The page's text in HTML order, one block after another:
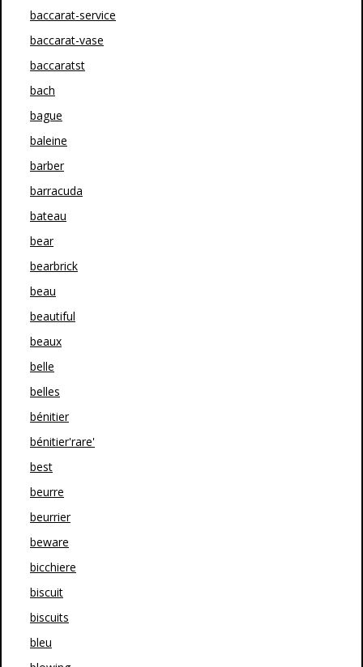
baccarat-service
baccarat-vase
baccaratst
bach
bague
baleine
barber
barracuda
bateau
bear
bearbrick
beau
beautiful
beaux
belle
belles
bénitier
bénitier'rare'
best
beurre
beurrier
beware
bicchiere
biscuit
biscuits
bleu